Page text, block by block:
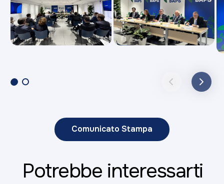
Comunicato Stampa
Potrebbe interessarti